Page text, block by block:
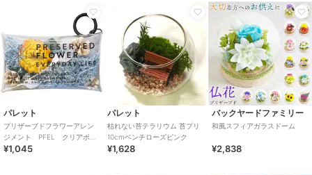
パレット
プリザーブドフラワーアレン
ジメント PFEL クリアポー
チ アイスランドモスパウダ
¥1,045
パレット
枯れない苔テラリウム 苔プリ
10cmベンチローズピンク
¥1,628
バックヤードファミリー
和風スフィアガラスドーム
¥2,838